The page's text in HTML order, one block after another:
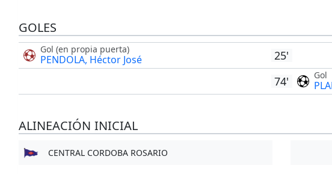
GOLES
Gol (en propia puerta)
PENDOLA, Héctor José
25'
74'
Gol
ALINEACIÓN INICIAL
CENTRAL CORDOBA ROSARIO